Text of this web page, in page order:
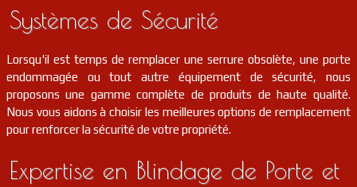
Systèmes de Sécurité
Lorsqu'il est temps de remplacer une serrure obsolète, une porte
endommagée ou tout autre équipement de sécurité, nous
proposons une gamme complète de produits de haute qualité.
Nous vous aidons à choisir les meilleures options de remplacement
pour renforcer la sécurité de votre propriété.
Expertise en Blindage de Porte et